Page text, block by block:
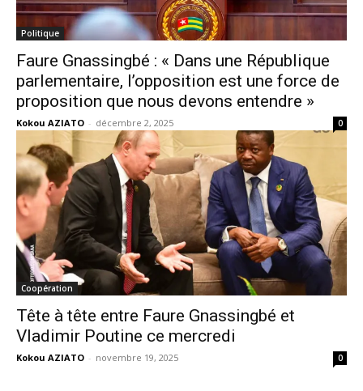
Politique
Faure Gnassingbé : « Dans une République
parlementaire, l’opposition est une force de
proposition que nous devons entendre »
Kokou AZIATO - décembre 2, 2025 0
Coopération
Tête à tête entre Faure Gnassingbé et
Vladimir Poutine ce mercredi
Kokou AZIATO - novembre 19, 2025 0